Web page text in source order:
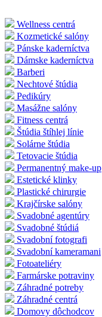
Wellness centrá
Kozmetické salóny
Pánske kaderníctva
Dámske kaderníctva
Barberi
Nechtové štúdia
Pedikúry
Masážne salóny
Fitness centrá
Štúdia štíhlej línie
Solárne štúdia
Tetovacie štúdia
Permanentný make-up
Estetické klinky
Plastické chirurgie
Krajčírske salóny
Svadobné agentúry
Svadobné štúdiá
Svadobní fotografi
Svadobní kameramani
Fotoateliéry
Farmárske potraviny
Záhradné potreby
Záhradné centrá
Domovy dôchodcov